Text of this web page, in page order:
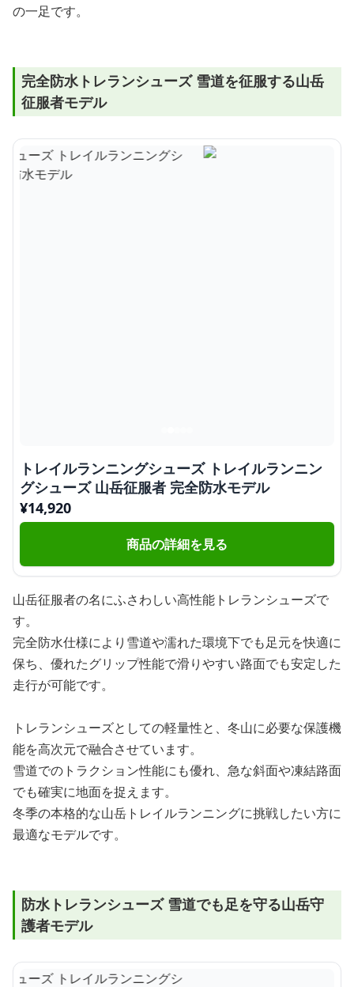
の一足です。
完全防水トレランシューズ 雪道を征服する山岳
征服者モデル
トレイルランニングシューズ トレイルランニン
グシューズ 山岳征服者 完全防水モデル
¥14,920
商品の詳細を見る
山岳征服者の名にふさわしい高性能トレランシューズで
す。
完全防水仕様により雪道や濡れた環境下でも足元を快適に
保ち、優れたグリップ性能で滑りやすい路面でも安定した
走行が可能です。
トレランシューズとしての軽量性と、冬山に必要な保護機
能を高次元で融合させています。
雪道でのトラクション性能にも優れ、急な斜面や凍結路面
でも確実に地面を捉えます。
冬季の本格的な山岳トレイルランニングに挑戦したい方に
最適なモデルです。
防水トレランシューズ 雪道でも足を守る山岳守
護者モデル